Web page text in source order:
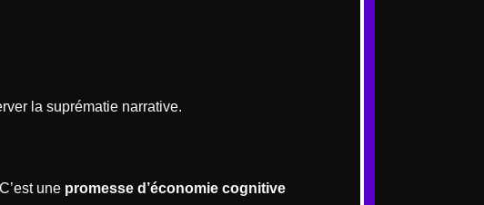
la suprématie narrative.
une promesse d’économie cognitive